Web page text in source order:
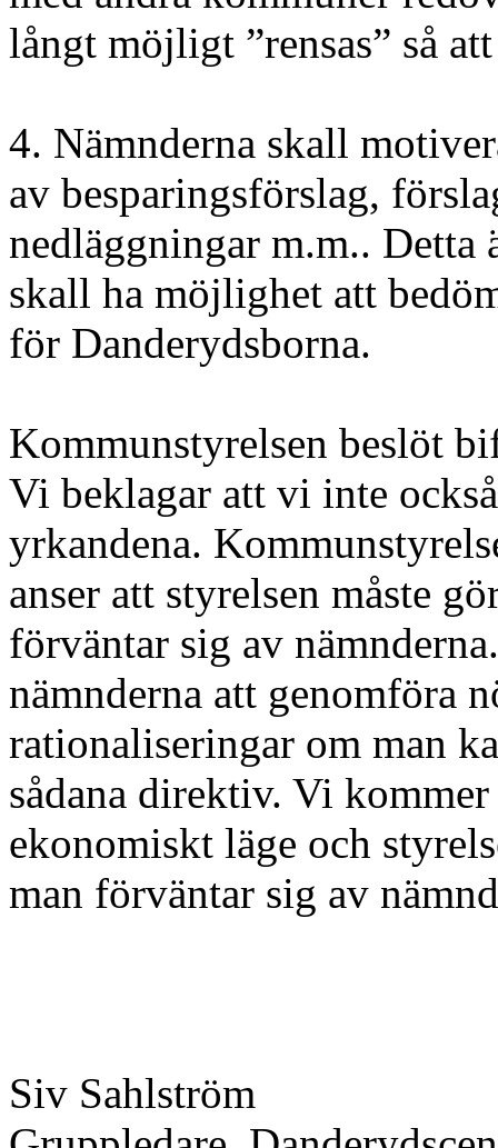
långt möjligt ”rensas” så
4. Nämnderna skall
av besparingsförslag,
nedläggningar m.m..
skall ha möjlighet att
för Danderydsborna.
Kommunstyrelsen beslöt
Vi beklagar att vi inte
yrkandena.
anser att styrelsen måste
förväntar sig av
nämnderna att genomföra
rationaliseringar om man
sådana direktiv. Vi
ekonomiskt läge och
man förväntar sig av
Siv Sahlström